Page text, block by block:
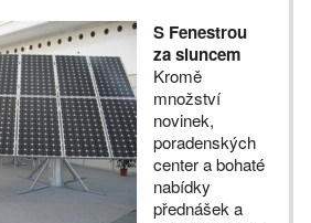
S Fenestrou
za sluncem
Kromě
množství
novinek,
poradenských
center a bohaté
nabídky
přednášek a